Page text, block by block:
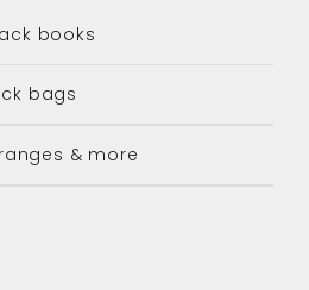
books
bags
& more